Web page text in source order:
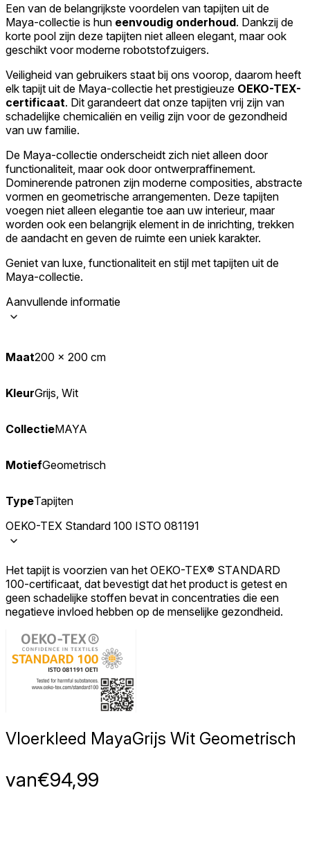
Een van de belangrijkste voordelen van tapijten uit de
Maya-collectie is hun eenvoudig onderhoud. Dankzij de
korte pool zijn deze tapijten niet alleen elegant, maar ook
geschikt voor moderne robotstofzuigers.
Veiligheid van gebruikers staat bij ons voorop, daarom heeft
elk tapijt uit de Maya-collectie het prestigieuze OEKO-TEX-
certificaat. Dit garandeert dat onze tapijten vrij zijn van
schadelijke chemicaliën en veilig zijn voor de gezondheid
van uw familie.
De Maya-collectie onderscheidt zich niet alleen door
functionaliteit, maar ook door ontwerpraffinement.
Dominerende patronen zijn moderne composities, abstracte
vormen en geometrische arrangementen. Deze tapijten
voegen niet alleen elegantie toe aan uw interieur, maar
worden ook een belangrijk element in de inrichting, trekken
de aandacht en geven de ruimte een uniek karakter.
Geniet van luxe, functionaliteit en stijl met tapijten uit de
Maya-collectie.
Aanvullende informatie
Maat200 x 200 cm
KleurGrijs, Wit
CollectieMAYA
MotiefGeometrisch
TypeTapijten
OEKO-TEX Standard 100 ISTO 081191
Het tapijt is voorzien van het OEKO-TEX® STANDARD
100-certificaat, dat bevestigt dat het product is getest en
geen schadelijke stoffen bevat in concentraties die een
negatieve invloed hebben op de menselijke gezondheid.
Vloerkleed MayaGrijs Wit Geometrisch
van€94,99